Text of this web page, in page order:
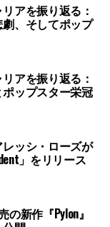
アを振り返る：
、そしてポップ
アを振り返る：
ップスター栄冠
ッシ・ローズが
」をリリース
新作『Pylon』